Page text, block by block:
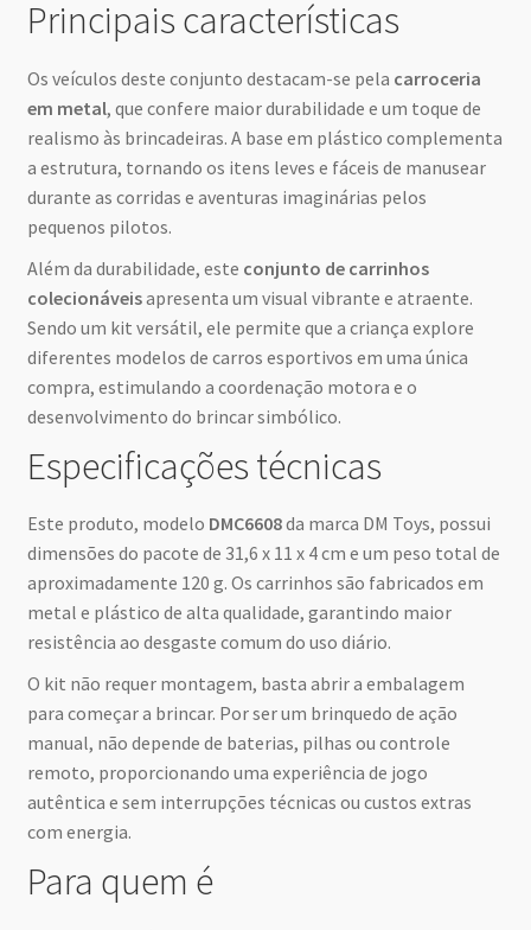
Principais características
Os veículos deste conjunto destacam-se pela carroceria
em metal, que confere maior durabilidade e um toque de
realismo às brincadeiras. A base em plástico complementa
a estrutura, tornando os itens leves e fáceis de manusear
durante as corridas e aventuras imaginárias pelos
pequenos pilotos.
Além da durabilidade, este conjunto de carrinhos
colecionáveisapresenta um visual vibrante e atraente.
Sendo um kit versátil, ele permite que a criança explore
diferentes modelos de carros esportivos em uma única
compra, estimulando a coordenação motora e o
desenvolvimento do brincar simbólico.
Especificações técnicas
Este produto, modelo DMC6608da marca DM Toys, possui
dimensões do pacote de 31,6 x 11 x 4 cm e um peso total de
aproximadamente 120 g. Os carrinhos são fabricados em
metal e plástico de alta qualidade, garantindo maior
resistência ao desgaste comum do uso diário.
O kit não requer montagem, basta abrir a embalagem
para começar a brincar. Por ser um brinquedo de ação
manual, não depende de baterias, pilhas ou controle
remoto, proporcionando uma experiência de jogo
autêntica e sem interrupções técnicas ou custos extras
com energia.
Para quem é